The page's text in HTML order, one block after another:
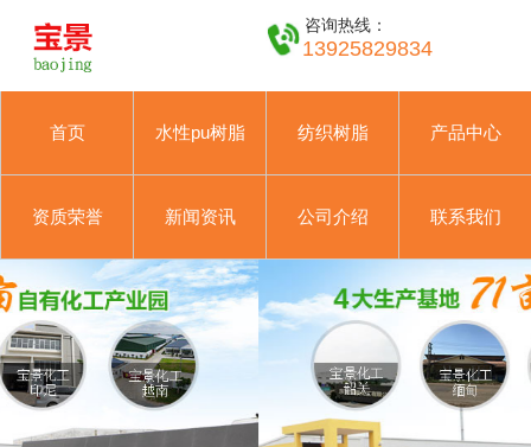
咨询热线：
13925829834
首页 水性pu树脂 纺织树脂 产品中心
资质荣誉 新闻资讯 公司介绍 联系我们